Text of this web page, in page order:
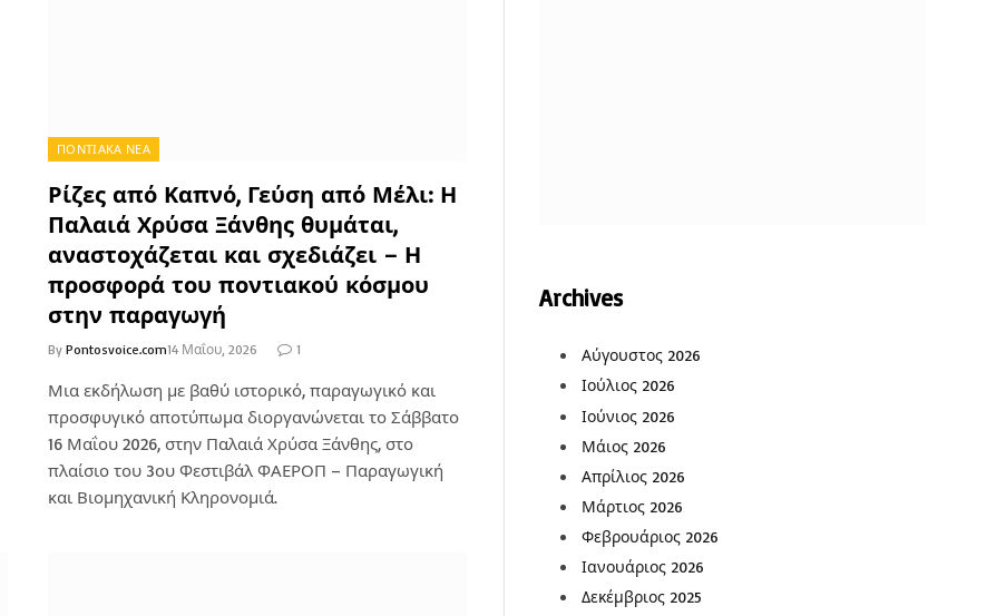
ΠΟΝΤΙΑΚΑ ΝΕΑ
Ρίζες από Καπνό, Γεύση από Μέλι: Η
Παλαιά Χρύσα Ξάνθης θυμάται,
αναστοχάζεται και σχεδιάζει – Η
προσφορά του ποντιακού κόσμου
στην παραγωγή
By Pontosvoice.com14 Μαΐου, 2026 1
Μια εκδήλωση με βαθύ ιστορικό, παραγωγικό και
προσφυγικό αποτύπωμα διοργανώνεται το Σάββατο
16 Μαΐου 2026, στην Παλαιά Χρύσα Ξάνθης, στο
πλαίσιο του 3ου Φεστιβάλ ΦΑΕΡΟΠ – Παραγωγική
και Βιομηχανική Κληρονομιά.
Archives
Αύγουστος 2026
Ιούλιος 2026
Ιούνιος 2026
Μάιος 2026
Απρίλιος 2026
Μάρτιος 2026
Φεβρουάριος 2026
Ιανουάριος 2026
Δεκέμβριος 2025